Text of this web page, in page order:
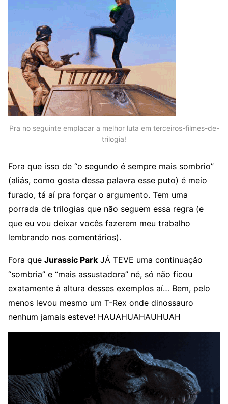
Pra no seguinte emplacar a melhor luta em terceiros-filmes-de-
trilogia!
Fora que isso de “o segundo é sempre mais sombrio”
(aliás, como gosta dessa palavra esse puto) é meio
furado, tá aí pra forçar o argumento. Tem uma
porrada de trilogias que não seguem essa regra (e
que eu vou deixar vocês fazerem meu trabalho
lembrando nos comentários).
Fora que Jurassic Park JÁ TEVE uma continuação
“sombria” e “mais assustadora” né, só não ficou
exatamente à altura desses exemplos aí… Bem, pelo
menos levou mesmo um T-Rex onde dinossauro
nenhum jamais esteve! HAUAHUAHAUHUAH